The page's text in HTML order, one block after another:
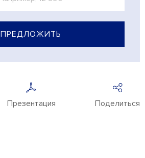
ПРЕДЛОЖИТЬ
Презентация Поделиться